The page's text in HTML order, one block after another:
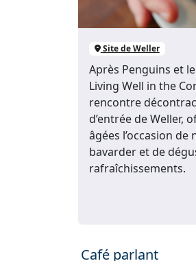
Site de Weller
Après Penguins et
Living Well in the
rencontre
d’entrée de Weller,
âgées l’occasion
bavarder et de
rafraîchissements.
Café parlant